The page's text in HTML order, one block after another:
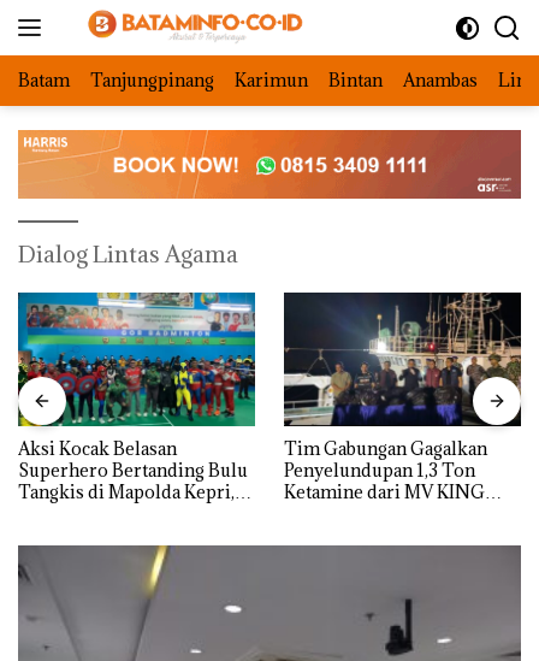
Batam Tanjungpinang Karimun Bintan Anambas
Dialog Lintas Agama
Aksi Kocak Belasan
Superhero Bertanding Bulu
Tangkis di Mapolda Kepri,
Tim Gabungan Gagalkan
Penyelundupan 1,3 Ton
Ketamine dari MV KING